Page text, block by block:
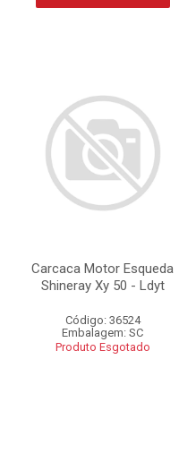
Carcaca Motor Esqueda
Shineray Xy 50 - Ldyt
Código: 36524
Embalagem: SC
Produto Esgotado